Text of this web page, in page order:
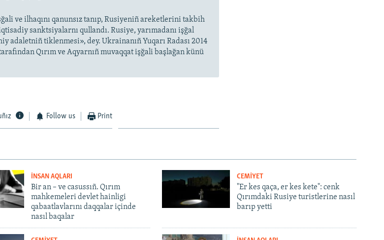
ve ilhaqını qanunsız tanıp, Rusiyeniñ areketlerini takbih
sanktsiyalarnı qullandı. Rusiye, yarımadanı işğal
adaletniñ tiklenmesi», dey. Ukrainanıñ Yuqarı Radası 2014
Qırım ve Aqyarnıñ muvaqqat işğali başlağan künü
Follow us Print
İNSAN AQLARI
Bir an – ve casussıñ. Qırım
mahkemeleri devlet hainligi
qabaatlavlarını daqqalar içinde
nasıl baqalar
CEMİYET
"Er kes qaça, er kes kete": cenk
Qırımdaki Rusiye turistlerine nasıl
barıp yetti